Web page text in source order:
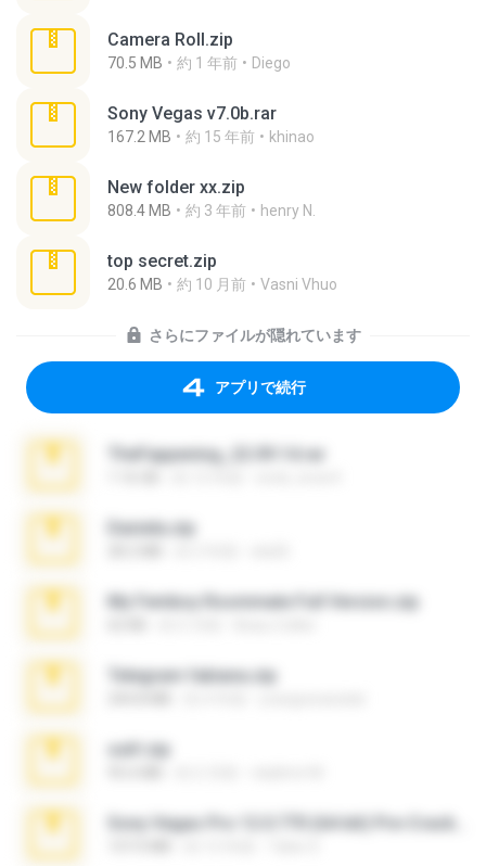
Camera Roll.zip
70.5 MB 約 1 年前 Diego
Sony Vegas v7.0b.rar
167.2 MB 約 15 年前 khinao
New folder xx.zip
808.4 MB 約 3 年前 henry N.
top secret.zip
20.6 MB 約 10 月前 Vasni Vhuo
さらにファイルが隠れています
アプリで続行
TheFappening_22.09.14.rar
Daniela.zip
My Femboy Roommate Full Version.zip
Telegram fabiana.zip
ouh!.zip